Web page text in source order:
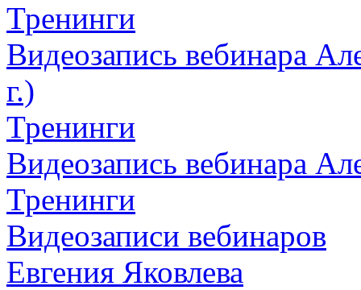
Тренинги
Видеозапись вебинара
г.)
Тренинги
Видеозапись вебинара
Тренинги
Видеозаписи вебинаров
Евгения Яковлева